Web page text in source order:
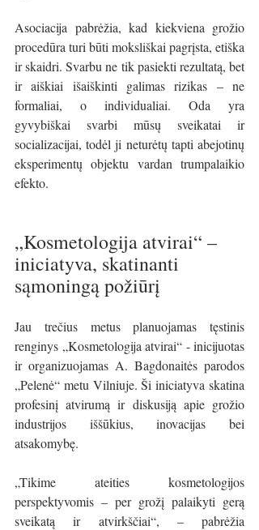
Asociacija pabrėžia, kad kiekviena grožio
procedūra turi būti moksliškai pagrįsta, etiška
ir skaidri. Svarbu ne tik pasiekti rezultatą, bet
ir aiškiai išaiškinti galimas rizikas – ne
formaliai, o individualiai. Oda yra
gyvybiškai svarbi mūsų sveikatai ir
socializacijai, todėl ji neturėtų tapti abejotinų
eksperimentų objektu vardan trumpalaikio
efekto.
„Kosmetologija atvirai“ –
iniciatyva, skatinanti
sąmoningą požiūrį
Jau trečius metus planuojamas tęstinis
renginys „Kosmetologija atvirai“ - inicijuotas
ir organizuojamas A. Bagdonaitės parodos
„Pelenė“ metu Vilniuje. Ši iniciatyva skatina
profesinį atvirumą ir diskusiją apie grožio
industrijos iššūkius, inovacijas bei
atsakomybę.
„Tikime ateities kosmetologijos
perspektyvomis – per grožį palaikyti gerą
sveikatą ir atvirkščiai“, – pabrėžia